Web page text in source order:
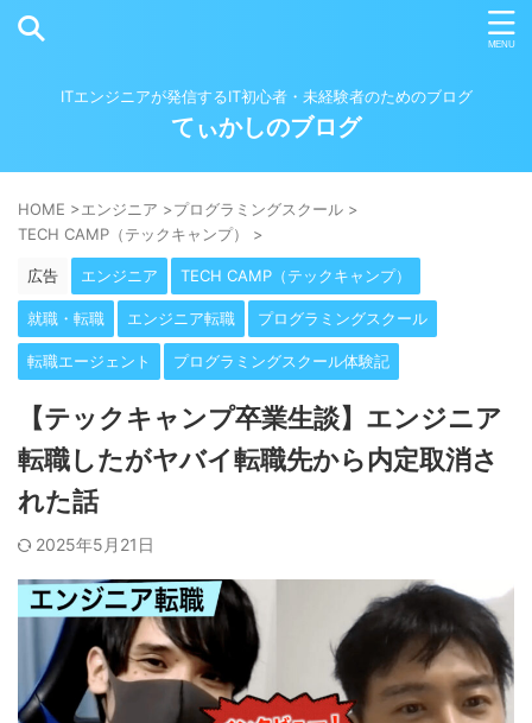
ITエンジニアが発信するIT初心者・未経験者のためのブログ
てぃかしのブログ
HOME >エンジニア >プログラミングスクール >
TECH CAMP（テックキャンプ）
>
広告 エンジニア TECH CAMP（テックキャンプ）
就職・転職 エンジニア転職 プログラミングスクール
転職エージェント プログラミングスクール体験記
【テックキャンプ卒業生談】エンジニア
転職したがヤバイ転職先から内定取消さ
れた話
2025年5月21日